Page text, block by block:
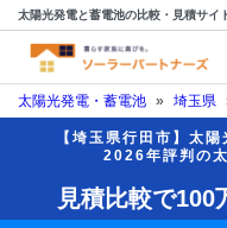
太陽光発電と蓄電池の比較・見積サイ
太陽光発電・蓄電池 » 埼玉県
【埼玉県行田市】太
2026年評判の
見積比較で100